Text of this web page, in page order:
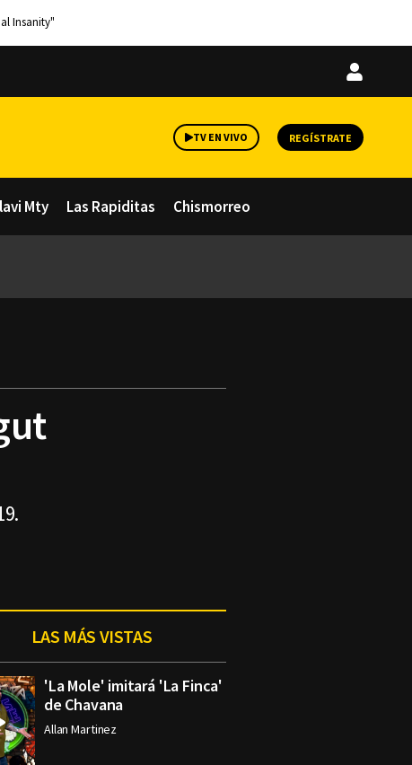
Insanity"
Iniciar
TV EN VIVO REGÍSTRATE
Mty Las Rapiditas Chismorreo
LAS MÁS VISTAS
'La Mole' imitará 'La Finca'
de Chavana
Allan Martinez